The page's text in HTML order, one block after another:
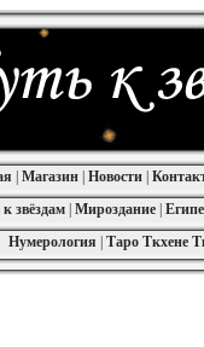
Магазин| Новости|
звёздам Мироздание
Нумерология
Таро Ткхене